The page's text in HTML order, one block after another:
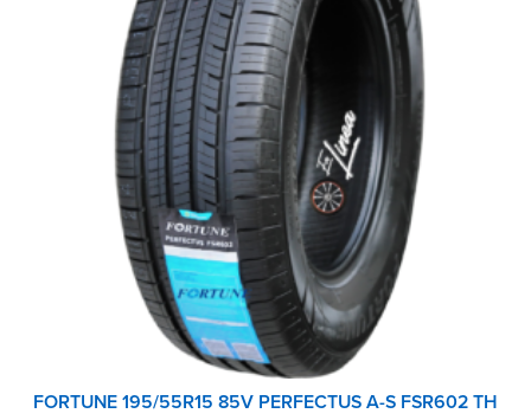
FORTUNE 195/55R15 85V PERFECTUS A-S FSR602 TH